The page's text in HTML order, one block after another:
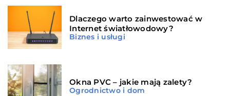
Dlaczego warto zainwestować w
Internet światłowodowy?
Biznes i usługi
Okna PVC – jakie mają zalety?
Ogrodnictwo i dom